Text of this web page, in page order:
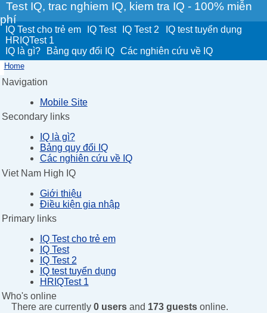
Test IQ, trac nghiem IQ, kiem tra IQ - 100% miễn
phí
IQ Test cho trẻ em IQ Test IQ Test 2
IQ test tuyển dụng
HRIQTest 1
IQ là gì?
Bảng quy đổi IQ Các nghiên cứu về IQ
Home
Navigation
Mobile Site
Secondary links
IQ là gì?
Bảng quy đổi IQ
Các nghiên cứu về IQ
Viet Nam High IQ
Giới thiệu
Điều kiện gia nhập
Primary links
IQ Test cho trẻ em
IQ Test
IQ Test 2
IQ test tuyển dụng
HRIQTest 1
Who's online
There are currently 0 usersand 173 guestsonline.